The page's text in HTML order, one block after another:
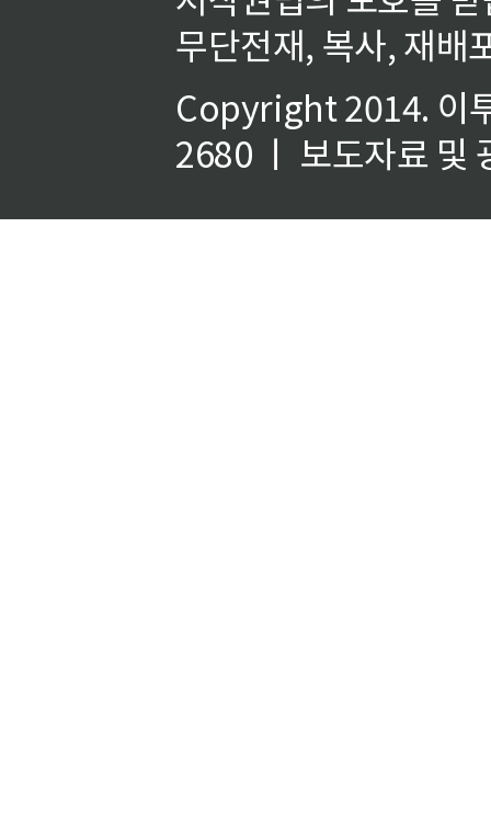
무단전재, 복사, 재배
Copyright 2014. 이
2680 ㅣ 보도자료